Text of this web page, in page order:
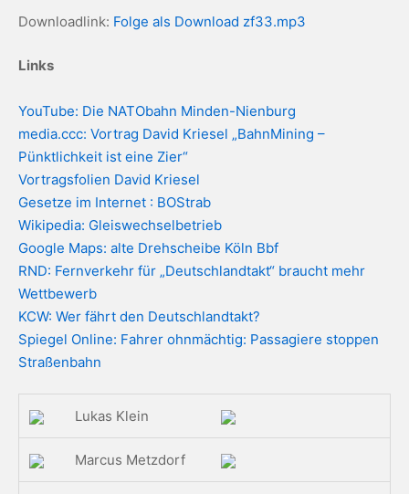
Downloadlink: Folge als Download zf33.mp3
Links
YouTube: Die NATObahn Minden-Nienburg
media.ccc: Vortrag David Kriesel „BahnMining –
Pünktlichkeit ist eine Zier“
Vortragsfolien David Kriesel
Gesetze im Internet : BOStrab
Wikipedia: Gleiswechselbetrieb
Google Maps: alte Drehscheibe Köln Bbf
RND: Fernverkehr für „Deutschlandtakt“ braucht mehr
Wettbewerb
KCW: Wer fährt den Deutschlandtakt?
Spiegel Online: Fahrer ohnmächtig: Passagiere stoppen
Straßenbahn
Lukas Klein
Marcus Metzdorf